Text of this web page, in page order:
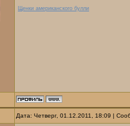
Щенки американского булли
Дата: Четверг, 01.12.2011, 18:09 |